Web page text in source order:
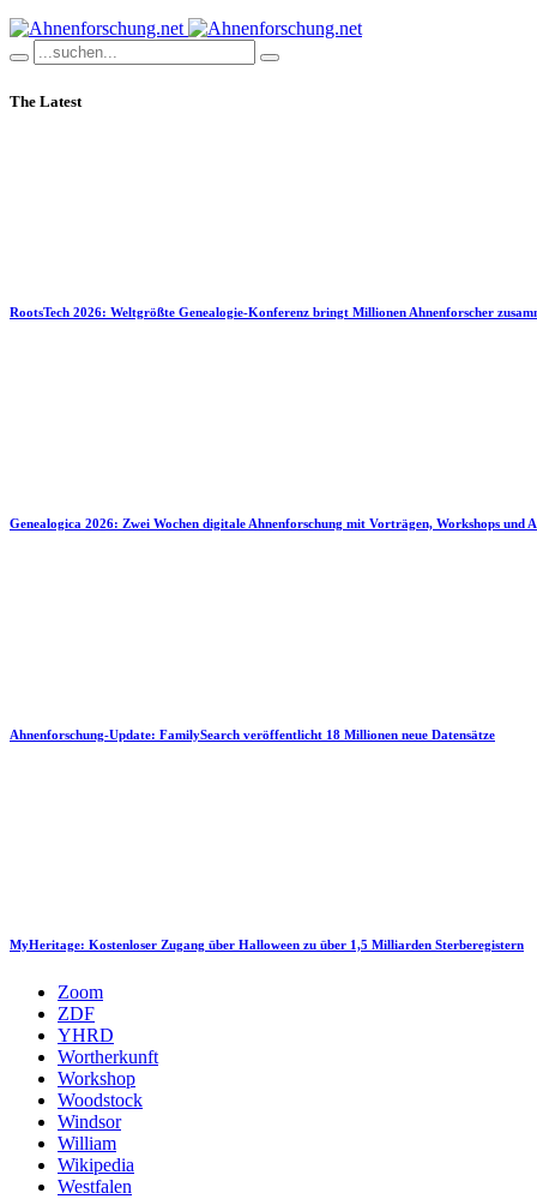
The Latest
RootsTech 2026: Weltgrößte Genealogie-Konferenz bringt Millionen Ahnenforscher
Genealogica 2026: Zwei Wochen digitale Ahnenforschung mit Vorträgen, Workshops und
Ahnenforschung-Update: FamilySearch veröffentlicht 18 Millionen neue Datensätze
MyHeritage: Kostenloser Zugang über Halloween zu über 1,5 Milliarden Sterberegistern
Zoom
ZDF
YHRD
Wortherkunft
Workshop
Woodstock
Windsor
William
Wikipedia
Westfalen